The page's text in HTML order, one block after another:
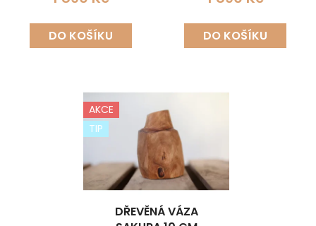
DO KOŠÍKU DO KOŠÍKU
AKCE
TIP
DŘEVĚNÁ VÁZA